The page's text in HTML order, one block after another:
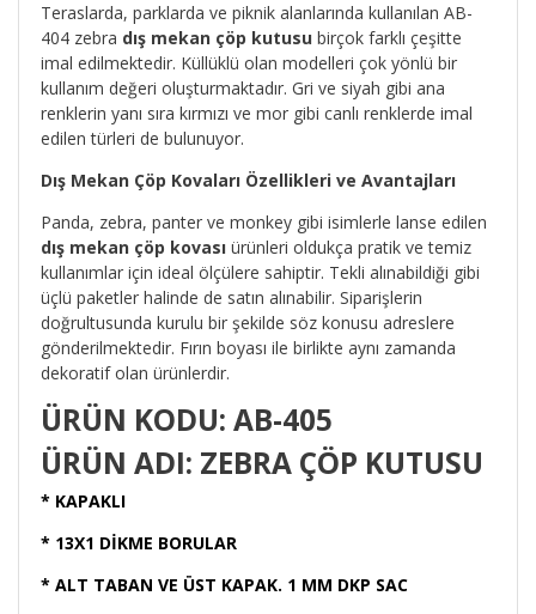
Teraslarda, parklarda ve piknik alanlarında kullanılan AB-
404 zebra dış mekan çöp kutusubirçok farklı çeşitte
imal edilmektedir. Küllüklü olan modelleri çok yönlü bir
kullanım değeri oluşturmaktadır. Gri ve siyah gibi ana
renklerin yanı sıra kırmızı ve mor gibi canlı renklerde imal
edilen türleri de bulunuyor.
Dış Mekan Çöp Kovaları Özellikleri ve Avantajları
Panda, zebra, panter ve monkey gibi isimlerle lanse edilen
dış mekan çöp kovasıürünleri oldukça pratik ve temiz
kullanımlar için ideal ölçülere sahiptir. Tekli alınabildiği gibi
üçlü paketler halinde de satın alınabilir. Siparişlerin
doğrultusunda kurulu bir şekilde söz konusu adreslere
gönderilmektedir. Fırın boyası ile birlikte aynı zamanda
dekoratif olan ürünlerdir.
ÜRÜN KODU: AB-405
ÜRÜN ADI: ZEBRA ÇÖP KUTUSU
* KAPAKLI
* 13X1 DİKME BORULAR
* ALT TABAN VE ÜST KAPAK. 1 MM DKP SAC